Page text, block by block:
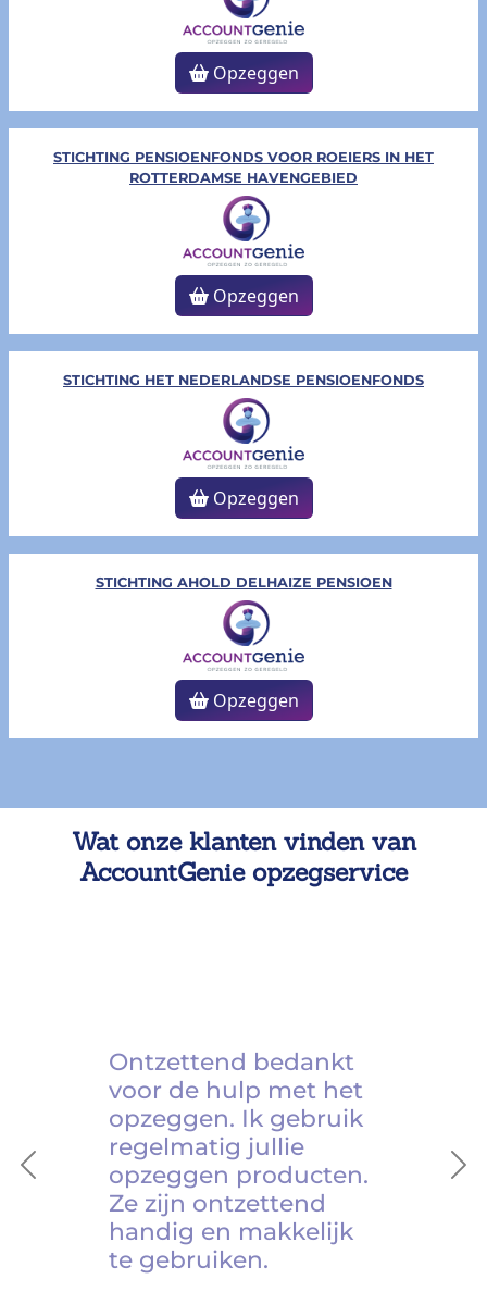
Opzeggen
STICHTING PENSIOENFONDS VOOR ROEIERS IN HET
ROTTERDAMSE HAVENGEBIED
Opzeggen
STICHTING HET NEDERLANDSE PENSIOENFONDS
Opzeggen
STICHTING AHOLD DELHAIZE PENSIOEN
Opzeggen
Wat onze klanten vinden van
AccountGenie opzegservice
Previous
Ontzettend bedankt
voor de hulp met het
opzeggen. Ik gebruik
regelmatig jullie
opzeggen producten.
Ze zijn ontzettend
handig en makkelijk
te gebruiken.